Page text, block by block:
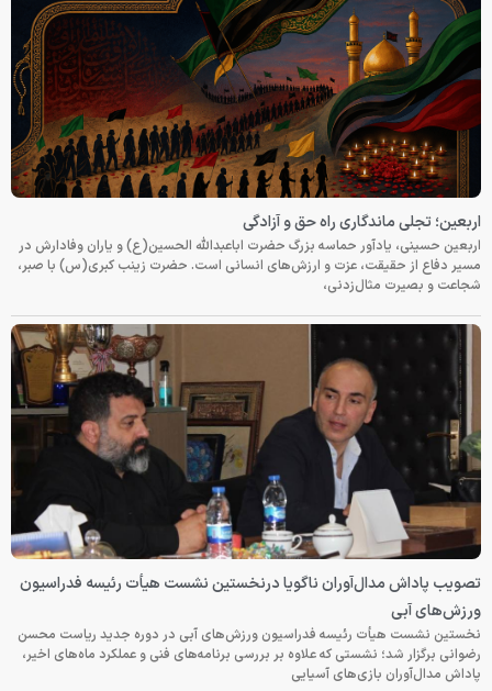
اربعین؛ تجلی ماندگاری راه حق و آزادگی
اربعین حسینی، یادآور حماسه بزرگ حضرت اباعبدالله الحسین(ع) و یاران وفادارش در
مسیر دفاع از حقیقت، عزت و ارزش‌های انسانی است. حضرت زینب کبری(س) با صبر،
شجاعت و بصیرت مثال‌زدنی،
تصویب پاداش مدال‌آوران ناگویا درنخستین نشست هیأت رئیسه فدراسیون
ورزش‌های آبی
نخستین نشست هیأت رئیسه فدراسیون ورزش‌های آبی در دوره جدید ریاست محسن
رضوانی برگزار شد؛ نشستی که علاوه بر بررسی برنامه‌های فنی و عملکرد ماه‌های اخیر،
پاداش مدال‌آوران بازی‌های آسیایی